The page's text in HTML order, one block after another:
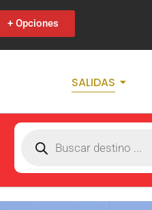
+ Opciones
SALIDAS